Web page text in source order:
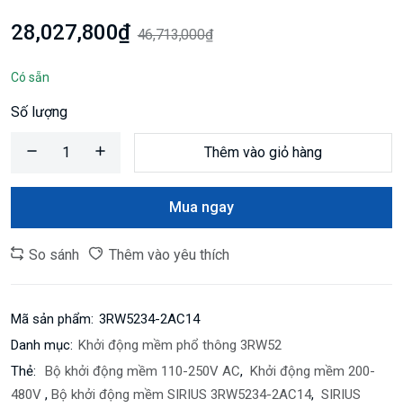
28,027,800₫ 46,713,000₫
Có sẵn
Số lượng
Thêm vào giỏ hàng
Mua ngay
So sánh Thêm vào yêu thích
Mã sản phẩm: 3RW5234-2AC14
Danh mục: Khởi động mềm phổ thông 3RW52
Thẻ:
Bộ khởi động mềm 110-250V AC, Khởi động mềm 200-
480V , Bộ khởi động mềm SIRIUS 3RW5234-2AC14, SIRIUS